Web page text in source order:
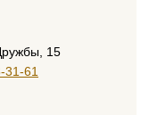
15
31-61